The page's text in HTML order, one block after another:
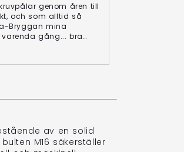
genom åren till
och som alltid så
Bryggan mina
gång... bra
fantastiska ⭐⭐⭐⭐⭐
konsoler genom åren.
våra priser och
av en solid
M16 säkerställer